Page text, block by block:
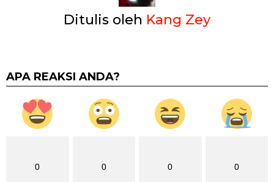
Ditulis oleh Kang Zey
APA REAKSI ANDA?
0 0 0 0